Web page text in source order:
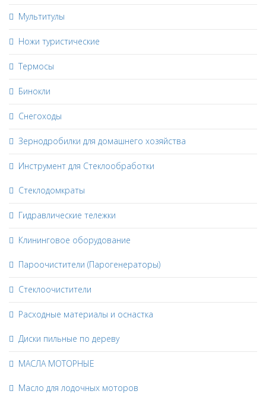
Мультитулы
Ножи туристические
Термосы
Бинокли
Снегоходы
Зернодробилки для домашнего хозяйства
Инструмент для Стеклообработки
Стеклодомкраты
Гидравлические тележки
Клининговое оборудование
Пароочистители (Парогенераторы)
Стеклоочистители
Расходные материалы и оснастка
Диски пильные по дереву
МАСЛА МОТОРНЫЕ
Масло для лодочных моторов